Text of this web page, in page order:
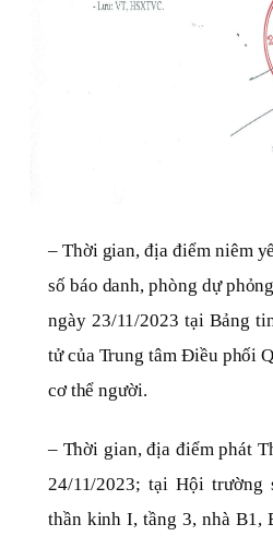
– Thời gian, địa điểm niêm
số báo danh, phòng dự
ngày 23/11/2023 tại Bảng
tử của Trung tâm Điều phối
cơ thể người.
– Thời gian, địa điểm phát
24/11/2023; tại Hội trường
thần kinh I, tầng 3, nhà B1,